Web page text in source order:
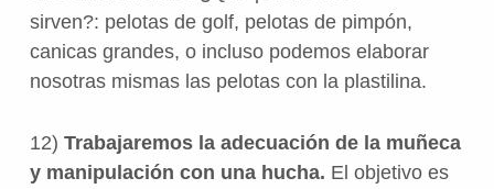
sirven?: pelotas de golf, pelotas de pimpón,
canicas grandes, o incluso podemos elaborar
nosotras mismas las pelotas con la plastilina.
12) Trabajaremos la adecuación de la muñeca
y manipulación con una hucha. El objetivo es